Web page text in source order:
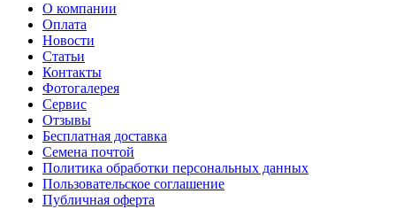
О компании
Оплата
Новости
Статьи
Контакты
Фотогалерея​
Сервис
Отзывы
Бесплатная доставка
Семена почтой
Политика обработки персональных данных
Пользовательское соглашение
Публичная оферта